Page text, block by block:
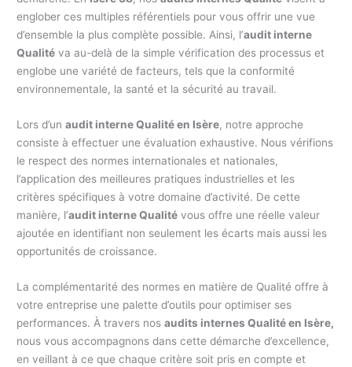
englober ces multiples référentiels pour vous offrir une vue
d’ensemble la plus complète possible. Ainsi, l’audit interne
Qualité va au-delà de la simple vérification des processus et
englobe une variété de facteurs, tels que la conformité
environnementale, la santé et la sécurité au travail.
Lors d’unaudit interne Qualité en Isère, notre approche
consiste à effectuer une évaluation exhaustive. Nous vérifions
le respect des normes internationales et nationales,
l’application des meilleures pratiques industrielles et les
critères spécifiques à votre domaine d’activité. De cette
manière, l’audit interne Qualité vous offre une réelle valeur
ajoutée en identifiant non seulement les écarts mais aussi les
opportunités de croissance.
La complémentarité des normes en matière de Qualité offre à
votre entreprise une palette d’outils pour optimiser ses
performances. À travers nosaudits internes Qualité en Isère,
nous vous accompagnons dans cette démarche d’excellence,
en veillant à ce que chaque critère soit pris en compte et